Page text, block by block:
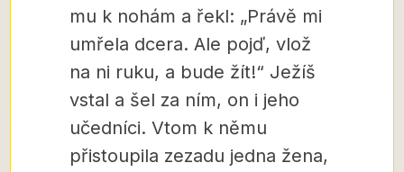
mu k nohám a řekl: „Právě mi
umřela dcera. Ale pojď, vlož
na ni ruku, a bude žít!“ Ježíš
vstal a šel za ním, on i jeho
učedníci. Vtom k němu
přistoupila zezadu jedna žena,